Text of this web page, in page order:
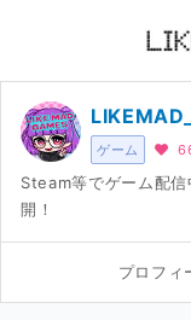
ゲーム
Steam等でゲーム配
開！
プロフィ